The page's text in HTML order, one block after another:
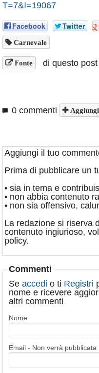
T=7&I=19067
Facebook Twitter
Carnevale
Fonte di questo post
0 commenti
Aggiungi il tuo
Prima di pubblicare un
• sia in tema e
• non abbia contenuto
• non sia offensivo,
La redazione si riserva
contenuto ingiurioso,
policy.
Commenti
Se accedi o ti Registri
nome e ricevere
altri commenti
Nome
Email - Non verrà pubblicata